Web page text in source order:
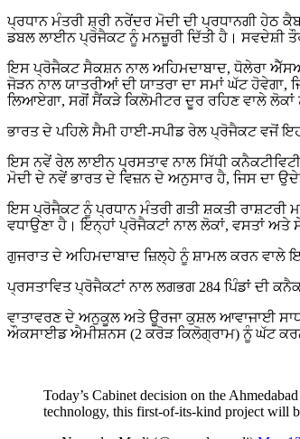
ਪ੍ਰਧਾਨ ਮੰਤਰੀ ਸ਼੍ਰੀ ਨਰੇਂਦਰ ਮੋਦੀ ਦੀ ਪ੍ਰਧਾਨਗੀ ਹੇਠ
ਡਬਲ ਲਾਈਨ ਪ੍ਰੋਜੈਕਟ ਨੂੰ ਮਨਜ਼ੂਰੀ ਦਿੱਤੀ ਹੈ। ਸਵਦੇਸ਼ੀ
ਇਸ ਪ੍ਰੋਜੈਕਟ ਸੈਕਸ਼ਨ ਨਾਲ ਅਹਿਮਦਾਬਾਦ, ਧੋਲੇਰਾ
ਜੋੜਨ ਨਾਲ ਯਾਤਰੀਆਂ ਦੀ ਯਾਤਰਾ ਦਾ ਸਮਾਂ ਘੱਟ
ਲਿਆਏਗਾ, ਸਗੋਂ ਸੈਂਕੜੇ ਕਿਲੋਮੀਟਰ ਦੂਰ ਰਹਿਣ ਵਾਲੇ
ਭਾਰਤ ਦੇ ਪਹਿਲੇ ਸੈਮੀ ਹਾਈ-ਸਪੀਡ ਰੇਲ ਪ੍ਰੋਜੈਕਟ ਵਜੋਂ
ਇਸ ਨਵੇਂ ਰੇਲ ਲਾਈਨ ਪ੍ਰਸਤਾਵ ਨਾਲ ਸਿੱਧੀ
ਮੋਦੀ ਦੇ ਨਵੇਂ ਭਾਰਤ ਦੇ ਵਿਜ਼ਨ ਦੇ ਅਨੁਸਾਰ ਹੈ, ਜਿਸ ਦਾ
ਇਸ ਪ੍ਰੋਜੈਕਟ ਨੂੰ ਪ੍ਰਧਾਨ ਮੰਤਰੀ ਗਤੀ ਸ਼ਕਤੀ ਰਾਸ਼ਟਰੀ
ਵਧਾਉਣਾ ਹੈ। ਇਨ੍ਹਾਂ ਪ੍ਰੋਜੈਕਟਾਂ ਨਾਲ ਲੋਕਾਂ, ਵਸਤਾਂ ਅਤੇ
ਗੁਜਰਾਤ ਦੇ ਅਹਿਮਦਾਬਾਦ ਜ਼ਿਲ੍ਹੇ ਨੂੰ ਸ਼ਾਮਲ ਕਰਨ ਵਾਲੇ
ਪ੍ਰਸਤਾਵਿਤ ਪ੍ਰੋਜੈਕਟਾਂ ਨਾਲ ਲਗਭਗ 284 ਪਿੰਡਾਂ ਦੀ
ਵਾਤਾਵਰਣ ਦੇ ਅਨੁਕੂਲ ਅਤੇ ਊਰਜਾ ਕੁਸ਼ਲ ਆਵਾਜਾਈ
ਔਕਸਾਈਡ ਐਮੀਸ਼ਨਸ (2 ਕਰੋੜ ਕਿਲੋਗ੍ਰਾਮ) ਨੂੰ ਘੱਟ
Today’s Cabinet decision on the
technology, this first-of-its-kind project will